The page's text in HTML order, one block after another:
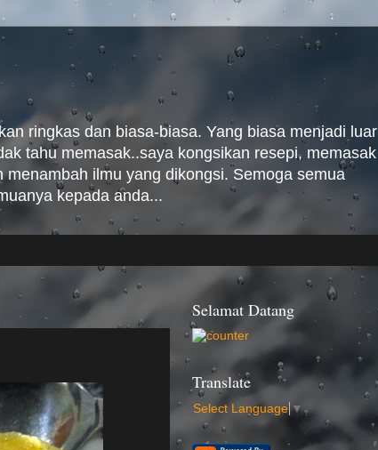
ringkas dan biasa-biasa. Yang biasa menjadi luar
tahu memasak..saya kongsikan resepi, memasak
ilmu yang dikongsi. Semoga semua
kepada anda...
Selamat Datang
Translate
Select Language ▼